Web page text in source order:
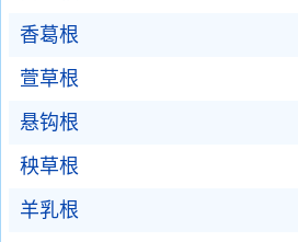
香葛根
萱草根
悬钩根
秧草根
羊乳根